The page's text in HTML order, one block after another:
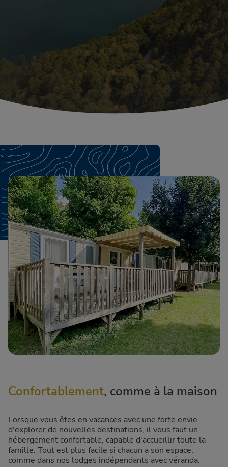
Confortablement, comme à la maison
Lorsque vous êtes en vacances avec une forte envie
d'explorer de nouvelles destinations, il vous faut un
hébergement confortable, capable d'accueillir toute la
famille. Tout est plus facile si chacun a son espace,
comme dans nos lodges indépendants avec véranda.